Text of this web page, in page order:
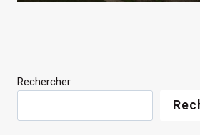
Rechercher